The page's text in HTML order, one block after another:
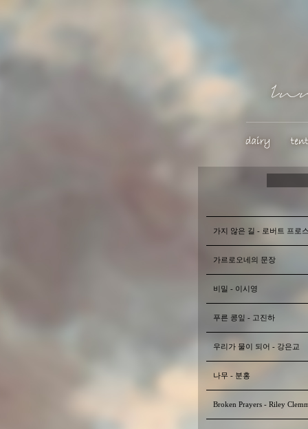
가지 않은 길 - 로버트 프로
가르로오네의 문장
비밀 - 이시영
푸른 콩잎 - 고진하
우리가 물이 되어 - 강은교
나무 - 분홍
Broken Prayers - Riley